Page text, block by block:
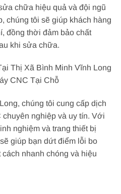
chữa hiệu quả và đội ngũ
chúng tôi sẽ giúp khách hàng
đồng thời đảm bảo chất
khi sửa chữa.
Thị Xã Bình Minh Vĩnh Long
CNC Tại Chỗ
chúng tôi cung cấp dịch
nghiệp và uy tín. Với
nghiệm và trang thiết bị
giúp bạn dứt điểm lỗi bo
nhanh chóng và hiệu